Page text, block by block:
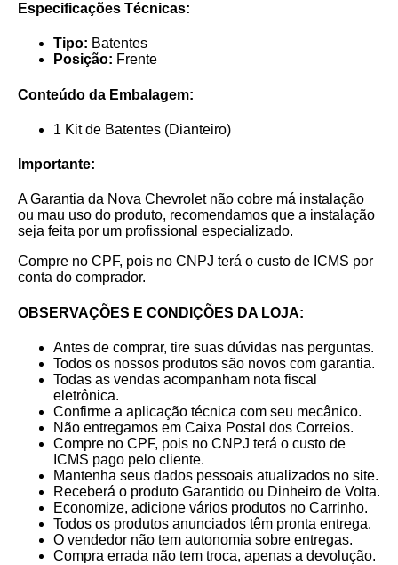
Especificações Técnicas:
Tipo: Batentes
Posição: Frente
Conteúdo da Embalagem:
1 Kit de Batentes (Dianteiro)
Importante:
A Garantia da Nova Chevrolet não cobre má instalação
ou mau uso do produto, recomendamos que a instalação
seja feita por um profissional especializado.
Compre no CPF, pois no CNPJ terá o custo de ICMS por
conta do comprador.
OBSERVAÇÕES E CONDIÇÕES DA LOJA:
Antes de comprar, tire suas dúvidas nas perguntas.
Todos os nossos produtos são novos com garantia.
Todas as vendas acompanham nota fiscal
eletrônica.
Confirme a aplicação técnica com seu mecânico.
Não entregamos em Caixa Postal dos Correios.
Compre no CPF, pois no CNPJ terá o custo de
ICMS pago pelo cliente.
Mantenha seus dados pessoais atualizados no site.
Receberá o produto Garantido ou Dinheiro de Volta.
Economize, adicione vários produtos no Carrinho.
Todos os produtos anunciados têm pronta entrega.
O vendedor não tem autonomia sobre entregas.
Compra errada não tem troca, apenas a devolução.